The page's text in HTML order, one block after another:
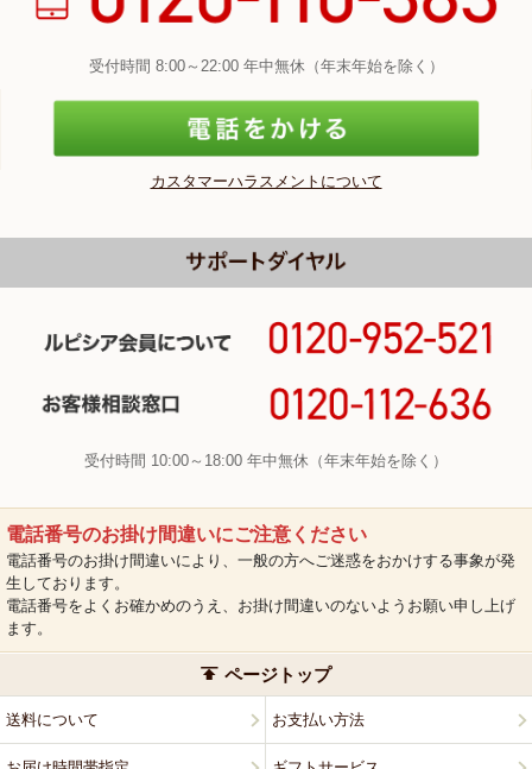
受付時間 8:00～22:00 年中無休（年末年始を除く）
カスタマーハラスメントについて
受付時間 10:00～18:00 年中無休（年末年始を除く）
電話番号のお掛け間違いにご注意ください
電話番号のお掛け間違いにより、一般の方へご迷惑をおかけする事象が発
生しております。
電話番号をよくお確かめのうえ、お掛け間違いのないようお願い申し上げ
ます。
ページトップ
送料について お支払い方法